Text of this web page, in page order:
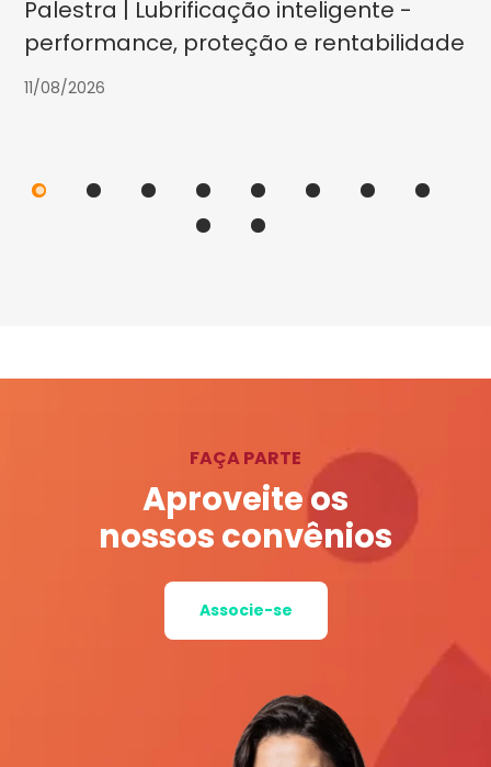
Palestra | Lubrificação inteligente -
performance, proteção e rentabilidade
11/08/2026
FAÇA PARTE
Aproveite os
nossos convênios
Associe-se